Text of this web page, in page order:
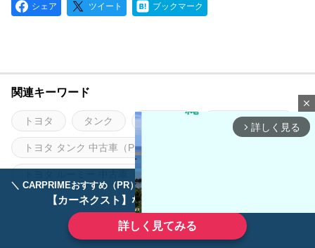
＼ CARPRIMEおすすめ（PR） ／
【カーネクスト】ならどんなクルマも高価買取
詳しく見てみる
シェア ツイート ブックマーク
関連キーワード
トヨタ タンク シートアレンジ
トヨタ タンク 中古車（PR）
トヨタ ルーミー 中古車（PR）
close
arrow_forward_ios 詳しく見る